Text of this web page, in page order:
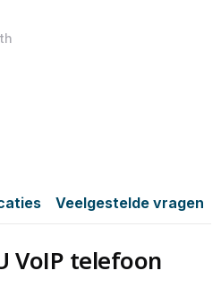
Veelgestelde vragen
VoIP telefoon